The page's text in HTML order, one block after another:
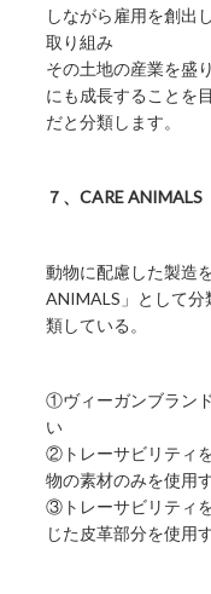
しながら雇用を創出
取り組み
その土地の産業を盛
にも成長することを
だと分類します。
７、CARE ANIMALS
動物に配慮した製造
ANIMALS」として
類している。
①ヴィーガンブラン
い
②トレーサビリティ
物の素材のみを使用
③トレーサビリティ
じた皮革部分を使用